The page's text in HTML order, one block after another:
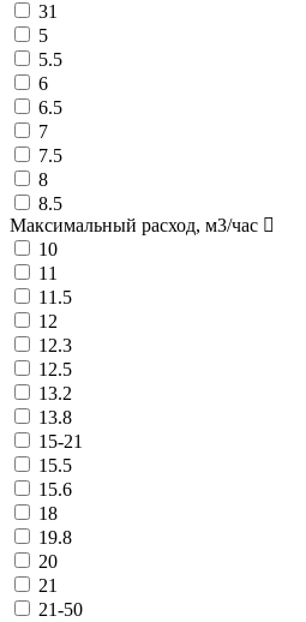
31
5
5.5
6
6.5
7
7.5
8
8.5
Максимальный расход, м3/час
10
11
11.5
12
12.3
12.5
13.2
13.8
15-21
15.5
15.6
18
19.8
20
21
21-50